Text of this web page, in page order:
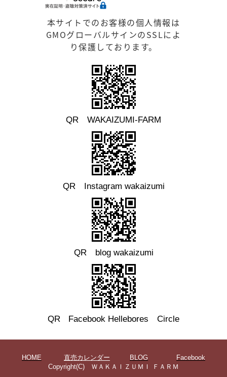
本サイトでのお客様の個人情報は
GMOグローバルサインのSSLによ
り保護しております。
QR WAKAIZUMI-FARM
QR Instagram wakaizumi
QR blog wakaizumi
QR Facebook Hellebores Circle
HOME 直売カレンダー BLOG
Facebook
Copyright(C) ＷＡＫＡＩＺＵＭＩ ＦＡＲＭ